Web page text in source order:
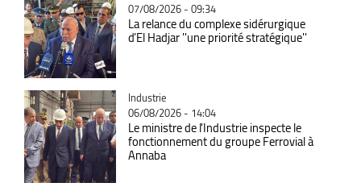
07/08/2026 - 09:34
La relance du complexe sidérurgique
d’El Hadjar ''une priorité stratégique''
Catégorie
Industrie
06/08/2026 - 14:04
Le ministre de l'Industrie inspecte le
fonctionnement du groupe Ferrovial à
Annaba